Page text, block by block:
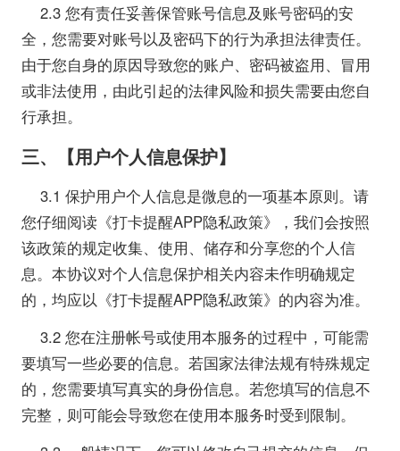
2.3 您有责任妥善保管账号信息及账号密码的安
全，您需要对账号以及密码下的行为承担法律责任。
由于您自身的原因导致您的账户、密码被盗用、冒用
或非法使用，由此引起的法律风险和损失需要由您自
行承担。
三、【用户个人信息保护】
3.1 保护用户个人信息是微息的一项基本原则。请
您仔细阅读《打卡提醒APP隐私政策》，我们会按照
该政策的规定收集、使用、储存和分享您的个人信
息。本协议对个人信息保护相关内容未作明确规定
的，均应以《打卡提醒APP隐私政策》的内容为准。
3.2 您在注册帐号或使用本服务的过程中，可能需
要填写一些必要的信息。若国家法律法规有特殊规定
的，您需要填写真实的身份信息。若您填写的信息不
完整，则可能会导致您在使用本服务时受到限制。